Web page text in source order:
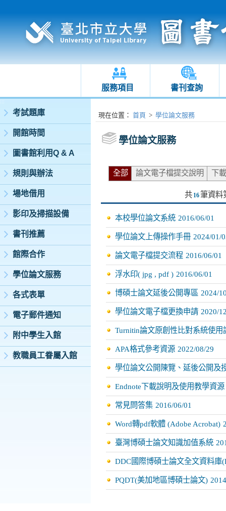
服務項目 書刊查詢
:::
考試題庫
開館時間
圖書館利用Q & A
規則與辦法
場地借用
影印及掃描設備
書刊推薦
館際合作
學位論文服務
各式表單
電子郵件通知
附中學生入館
教職員工眷屬入館
:::現在位置 ： 首頁 > 學位論文服務
學位論文服務
全部 論文電子檔提交說明 下
共 16筆資料
本校學位論文系統 2016/06/01
學位論文上傳操作手冊 2024/01/
論文電子檔提交流程 2016/06/01
浮水印( jpg , pdf ) 2016/06/01
博碩士論文延後公開專區 2024/
學位論文電子檔更換申請 2020/
Turnitin論文原創性比對系統使用
APA格式參考資源 2022/08/29
學位論文公開陳覽、延後公開及
Endnote下載說明及使用教學資源
常見問答集 2016/06/01
Word轉pdf軟體 (Adobe Acrobat)
臺灣博碩士論文知識加值系統
DDC國際博碩士論文全文資料庫
PQDT(美加地區博碩士論文)